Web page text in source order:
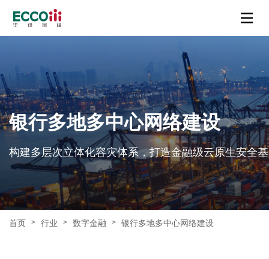
银行多地多中心网络建设
构建多层次立体化容灾体系，打造金融级云原生安全
首页 > 行业 > 数字金融 > 银行多地多中心网络建设